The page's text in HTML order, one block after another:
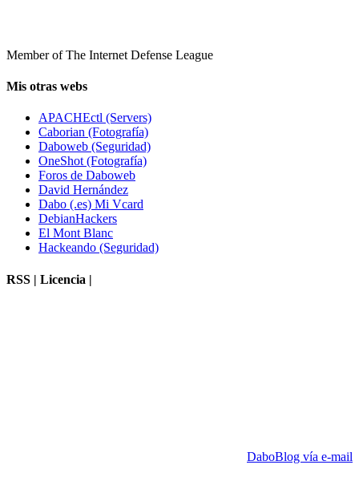
Member of The Internet Defense League
Mis otras webs
APACHEctl (Servers)
Caborian (Fotografía)
Daboweb (Seguridad)
OneShot (Fotografía)
Foros de Daboweb
David Hernández
Dabo (.es) Mi Vcard
DebianHackers
El Mont Blanc
Hackeando (Seguridad)
RSS | Licencia |
DaboBlog vía e-mail